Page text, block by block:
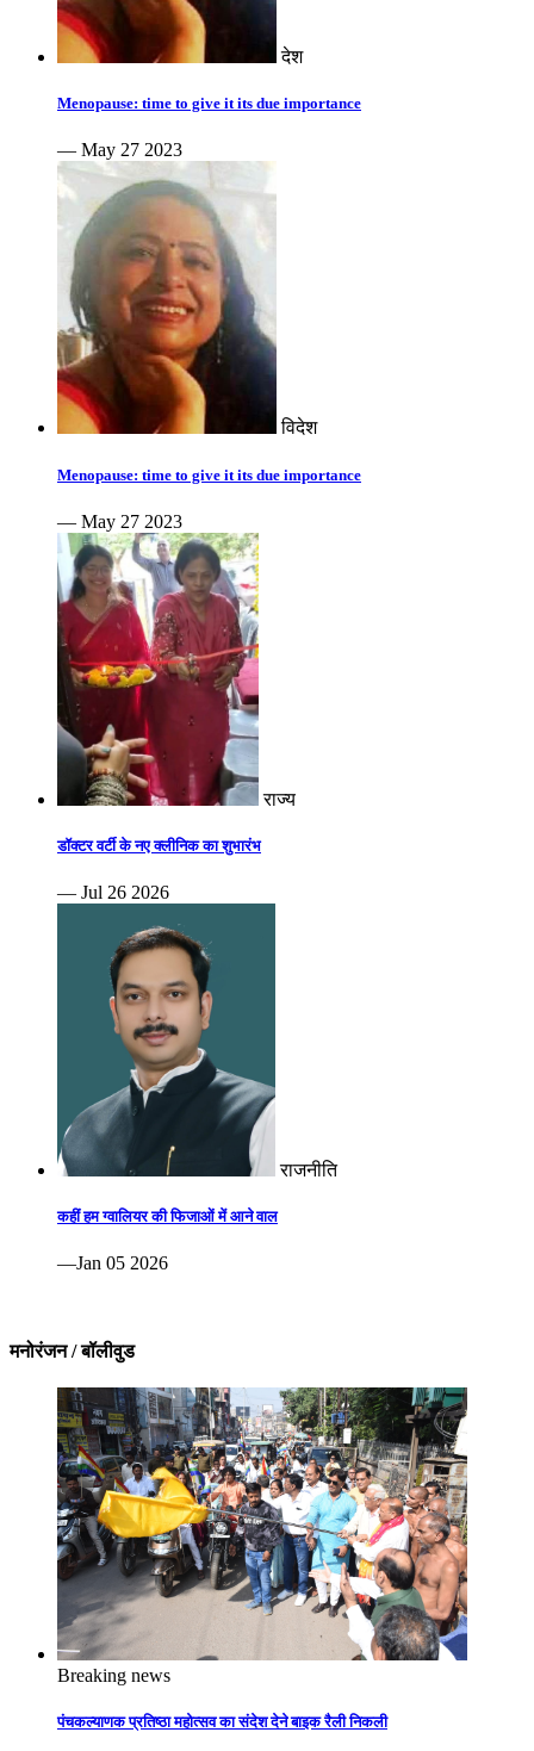
देश
Menopause: time to give it its due importance
— May 27 2023
विदेश
Menopause: time to give it its due importance
— May 27 2023
राज्य
डॉक्टर वर्टी के नए क्लीनिक का शुभारंभ
— Jul 26 2026
राजनीति
कहीं हम ग्वालियर की फिजाओं में आने वाल
—Jan 05 2026
मनोरंजन / बॉलीवुड
Breaking news
पंचकल्याणक प्रतिष्ठा महोत्सव का संदेश देने बाइक रैली निकली